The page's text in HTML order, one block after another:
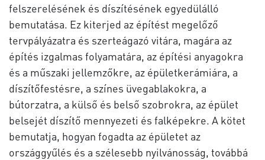
felszerelésének és díszítésének egyedülálló
bemutatása. Ez kiterjed az építést megelőző
tervpályázatra és szerteágazó vitára, magára az
építés izgalmas folyamatára, az építési anyagokra
és a műszaki jellemzőkre, az épületkerámiára, a
díszítőfestésre, a színes üvegablakokra, a
bútorzatra, a külső és belső szobrokra, az épület
belsejét díszítő mennyezeti és falképekre. A kötet
bemutatja, hogyan fogadta az épületet az
országgyűlés és a szélesebb nyilvánosság, továbbá